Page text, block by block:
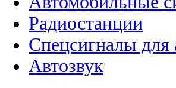
Радиостанции
Спецсигналы для
Автозвук